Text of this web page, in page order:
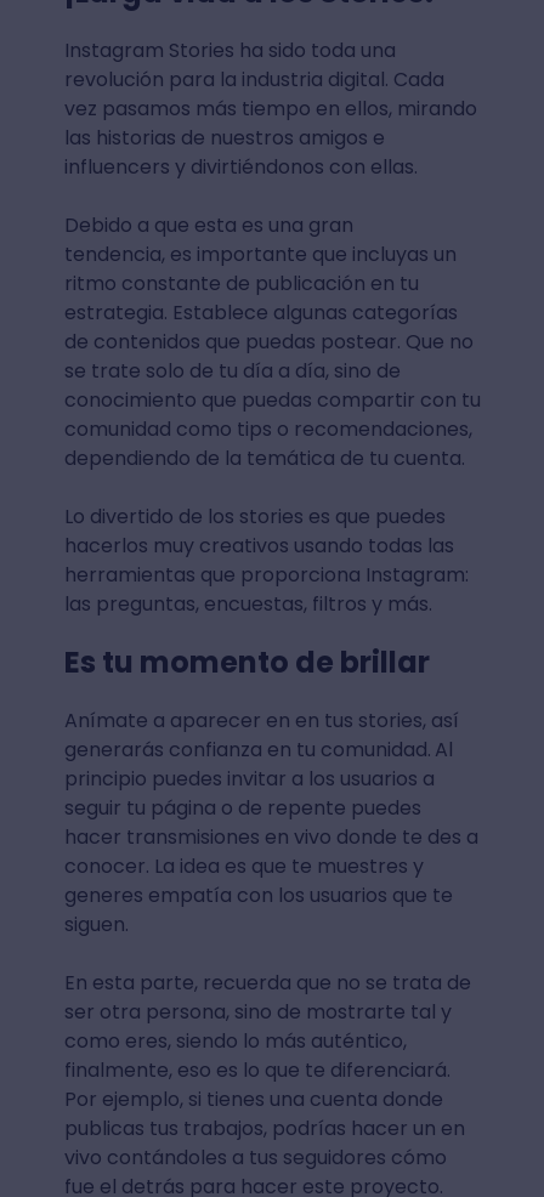
Instagram Stories ha sido toda una
revolución para la industria digital. Cada
vez pasamos más tiempo en ellos, mirando
las historias de nuestros amigos e
influencers y divirtiéndonos con ellas.
Debido a que esta es una gran
tendencia, es importante que incluyas un
ritmo constante de publicación en tu
estrategia. Establece algunas categorías
de contenidos que puedas postear. Que no
se trate solo de tu día a día, sino de
conocimiento que puedas compartir con tu
comunidad como tips o recomendaciones,
dependiendo de la temática de tu cuenta.
Lo divertido de los stories es que puedes
hacerlos muy creativos usando todas las
herramientas que proporciona Instagram:
las preguntas, encuestas, filtros y más.
Es tu momento de brillar
Anímate a aparecer en en tus stories, así
generarás confianza en tu comunidad. Al
principio puedes invitar a los usuarios a
seguir tu página o de repente puedes
hacer transmisiones en vivo donde te des a
conocer. La idea es que te muestres y
generes empatía con los usuarios que te
siguen.
En esta parte, recuerda que no se trata de
ser otra persona, sino de mostrarte tal y
como eres, siendo lo más auténtico,
finalmente, eso es lo que te diferenciará.
Por ejemplo, si tienes una cuenta donde
publicas tus trabajos, podrías hacer un en
vivo contándoles a tus seguidores cómo
fue el detrás para hacer este proyecto.